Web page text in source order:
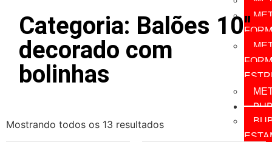
Categoria: Balões 10''
decorado com
bolinhas
Mostrando todos os 13 resultados